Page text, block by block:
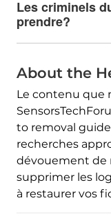
Les criminels
prendre?
About the
Le contenu que
to removal
recherches
dévouement de
supprimer les
à restaurer vos